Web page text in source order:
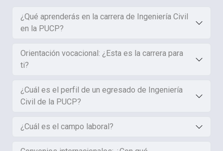
¿Qué aprenderás en la carrera de Ingeniería Civil
en la PUCP?
Orientación vocacional: ¿Esta es la carrera para
ti?
¿Cuál es el perfil de un egresado de Ingeniería
Civil de la PUCP?
¿Cuál es el campo laboral?